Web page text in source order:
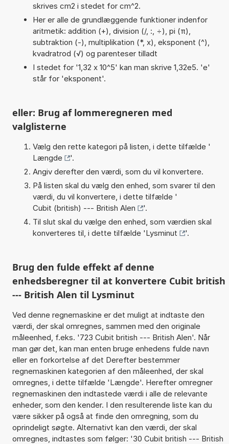
skrives cm2 i stedet for cm^2.
Her er alle de grundlæggende funktioner indenfor
aritmetik: addition (+), division (/, :, ÷), pi (π),
subtraktion (-), multiplikation (*, x), eksponent (^),
kvadratrod (√) og parenteser tilladt
I stedet for '1,32 x 10^5' kan man skrive 1,32e5. 'e'
står for 'eksponent'.
eller: Brug af lommeregneren med
valglisterne
Vælg den rette kategori på listen, i dette tilfælde '
Længde
'.
Angiv derefter den værdi, som du vil konvertere.
På listen skal du vælg den enhed, som svarer til den
værdi, du vil konvertere, i dette tilfælde '
Cubit (british) --- British Alen
'.
Til slut skal du vælge den enhed, som værdien skal
konverteres til, i dette tilfælde 'Lysminut '.
Brug den fulde effekt af denne
enhedsberegner til at konvertere Cubit british
--- British Alen til Lysminut
Ved denne regnemaskine er det muligt at indtaste den
værdi, der skal omregnes, sammen med den originale
måleenhed, f.eks. '723 Cubit british --- British Alen'. Når
man gør det, kan man enten bruge enhedens fulde navn
eller en forkortelse af det Derefter bestemmer
regnemaskinen kategorien af den måleenhed, der skal
omregnes, i dette tilfælde 'Længde'. Herefter omregner
regnemaskinen den indtastede værdi i alle de relevante
enheder, som den kender. I den resulterende liste kan du
være sikker på også at finde den omregning, som du
oprindeligt søgte. Alternativt kan den værdi, der skal
omregnes, indtastes som følger: '30 Cubit british --- British